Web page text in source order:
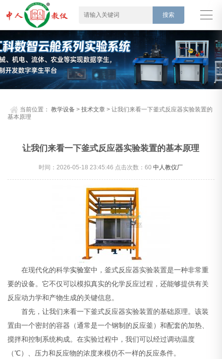
当前位置：教学设备 >技术文章 > 让我们来看一下釜式反应器实验装置的
基本原理
让我们来看一下釜式反应器实验装置的基本原理
时间：2026-05-18 23:45:46 点击次数：60中人教仪厂
在现代化的科学实验室中，釜式反应器实验装置是一种非常重
要的设备。它不仅可以模拟真实的化学反应过程，还能够提供有关
反应动力学和产物生成的关键信息。
首先，让我们来看一下釜式反应器实验装置的基础原理。该装
置由一个密封的容器（通常是一个钢制的反应釜）和配套的加热、
搅拌和控制系统构成。在实验过程中，我们可以经过调动温度
（℃）、压力和反应物的浓度来模仿不一样的反应条件。